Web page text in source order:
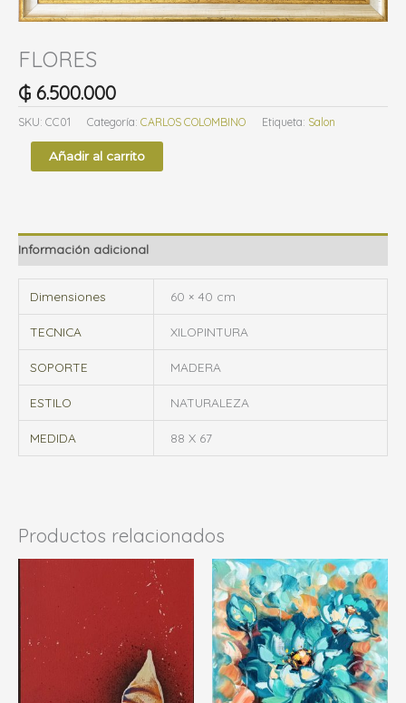
g
r
í
a
FLORES
₲ 6.500.000
SKU: CC01 Categoría: CARLOS COLOMBINO Etiqueta: Salon
Añadir al carrito
Información adicional
Dimensiones 60 × 40 cm
TECNICA XILOPINTURA
SOPORTE MADERA
ESTILO NATURALEZA
MEDIDA 88 X 67
Productos relacionados